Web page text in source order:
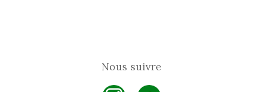
Nous suivre